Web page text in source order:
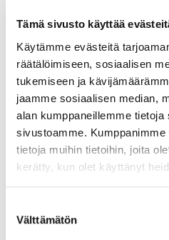
Tämä sivusto käyttää
Käytämme evästeitä
räätälöimiseen, sosiaalisen
tukemiseen ja
jaamme sosiaalisen median,
alan kumppaneillemme
sivustoamme.
tietoja muihin tietoihin, joita
kerätty, kun olet käyttänyt
valinta
Välttämätön
Lukio 3.8.2026
Esiopetus alkaa
Varhaiskasvatus ja
Lupa- ja
tuulivoimahanketta
päätelmä